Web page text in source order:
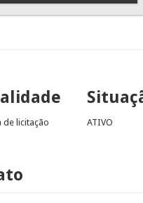
Legislação
de licitação ATIVO